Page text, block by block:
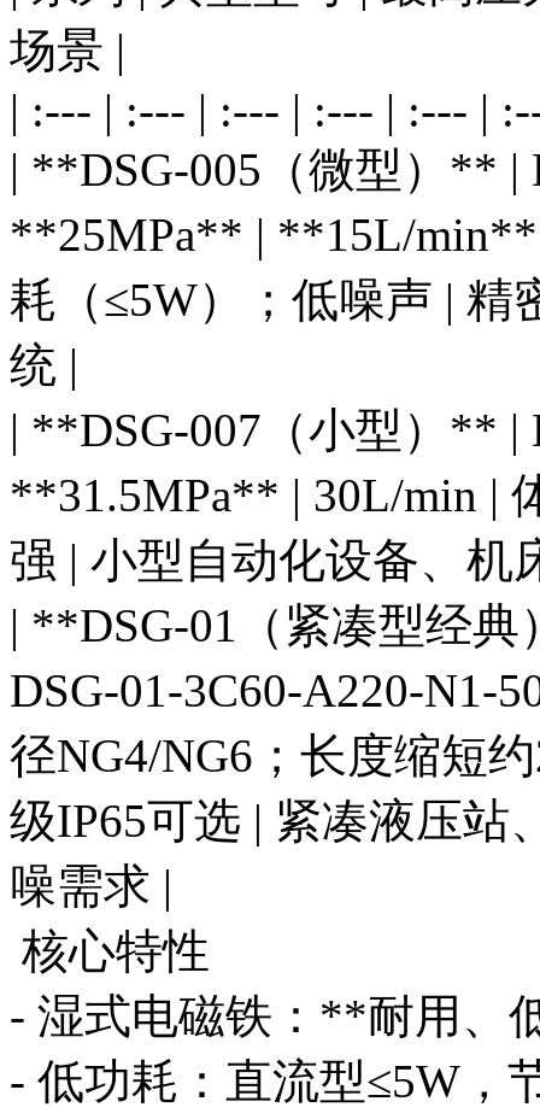
场景 |
| :--- | :--- | :--- | :--- | :--- |
| **DSG-005（微型）** |
**25MPa** | **15L/
耗（≤5W）；低噪声 | 精
统 |
| **DSG-007（小型）** |
**31.5MPa** | 30L/min |
强 | 小型自动化设备、机
| **DSG-01（紧凑型经
DSG-01-3C60-A220-N1-
径NG4/NG6；长度缩短
级IP65可选 | 紧凑液压站
噪需求 |
核心特性
- 湿式电磁铁：**耐用、
- 低功耗：直流型≤5W，